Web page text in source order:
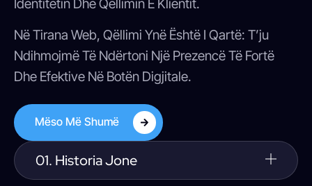
01. Historia Jone
Identitetin Dhe Qëllimin E Klientit.
Në Tirana Web, Qëllimi Ynë Është I Qartë: T’ju
Ndihmojmë Të Ndërtoni Një Prezencë Të Fortë
Dhe Efektive Në Botën Digjitale.
Mëso Më Shumë